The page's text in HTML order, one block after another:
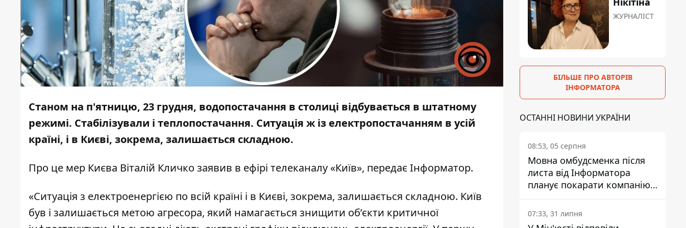
Станом на п'ятницю, 23 грудня, водопостачання в столиці відбувається в штатному
режимі. Стабілізували і теплопостачання. Ситуація ж із електропостачанням в усій
країні, і в Києві, зокрема, залишається складною.
Про це мер Києва Віталій Кличко заявив в ефірі телеканалу «Київ», передає Інформатор.
«Ситуація з електроенергією по всій країні і в Києві, зокрема, залишається складною. Київ
був і залишається метою агресора, який намагається знищити об’єкти критичної
ЖУРНАЛІСТ
БІЛЬШЕ ПРО АВТОРІВ
ІНФОРМАТОРА
ОСТАННІ НОВИНИ УКРАЇНИ
08:53, 05 серпня
Мовна омбудсменка після
листа від Інформатора
планує покарати компанію-
підрядника ПриватБанку
07:33, 31 липня